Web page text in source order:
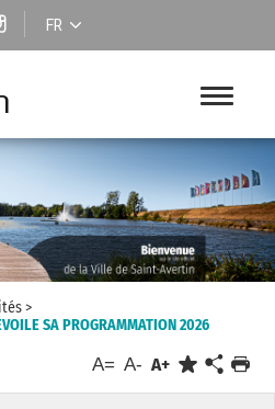
FR
>
SA PROGRAMMATION 2026
A= A- A+